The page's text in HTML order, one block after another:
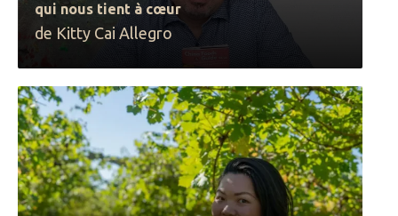
qui nous tient à cœur
de Kitty Cai Allegro